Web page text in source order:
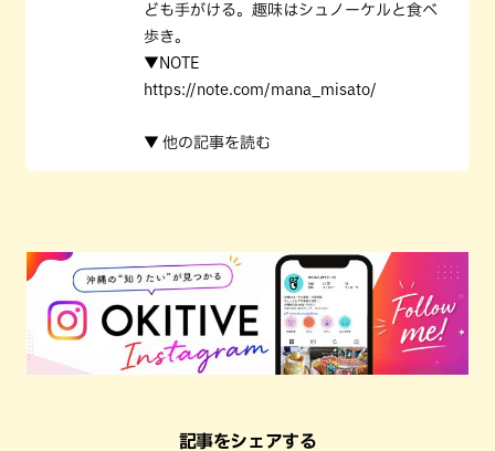
ども手がける。趣味はシュノーケルと食べ
歩き。
▼NOTE
https://note.com/mana_misato/
▼ 他の記事を読む
記事をシェアする